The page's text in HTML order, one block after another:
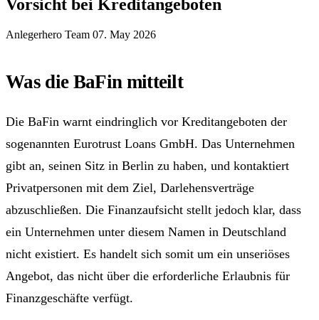
Vorsicht bei Kreditangeboten
Anlegerhero Team 07. May 2026
Was die BaFin mitteilt
Die BaFin warnt eindringlich vor Kreditangeboten der
sogenannten Eurotrust Loans GmbH. Das Unternehmen
gibt an, seinen Sitz in Berlin zu haben, und kontaktiert
Privatpersonen mit dem Ziel, Darlehensverträge
abzuschließen. Die Finanzaufsicht stellt jedoch klar, dass
ein Unternehmen unter diesem Namen in Deutschland
nicht existiert. Es handelt sich somit um ein unseriöses
Angebot, das nicht über die erforderliche Erlaubnis für
Finanzgeschäfte verfügt.